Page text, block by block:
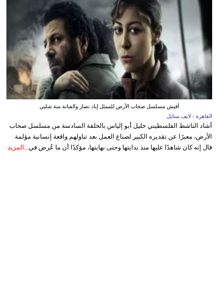
أفيش مسلسل صحاب الأرض للممثل إياد نصار والفنانة منة شلبي
القاهرة - لايف ستايل
أشاد الناشط الفلسطيني خليل أبو إلياس بالحلقة السادسة من مسلسل صحاب
الأرض، معبرًا عن تقديره الكبير لصناع العمل بعد تناولهم واقعة إنسانية مؤلمة
قال إنه كان شاهدًا عليها منذ بدايتها وحتى نهايتها، مؤكدًا أن ما عُرض في... المزيد